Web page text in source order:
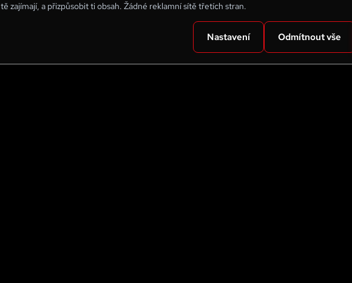
tě zajímají, a přizpůsobit ti obsah. Žádné reklamní sítě třetích stran.
Nastavení Odmítnout vše